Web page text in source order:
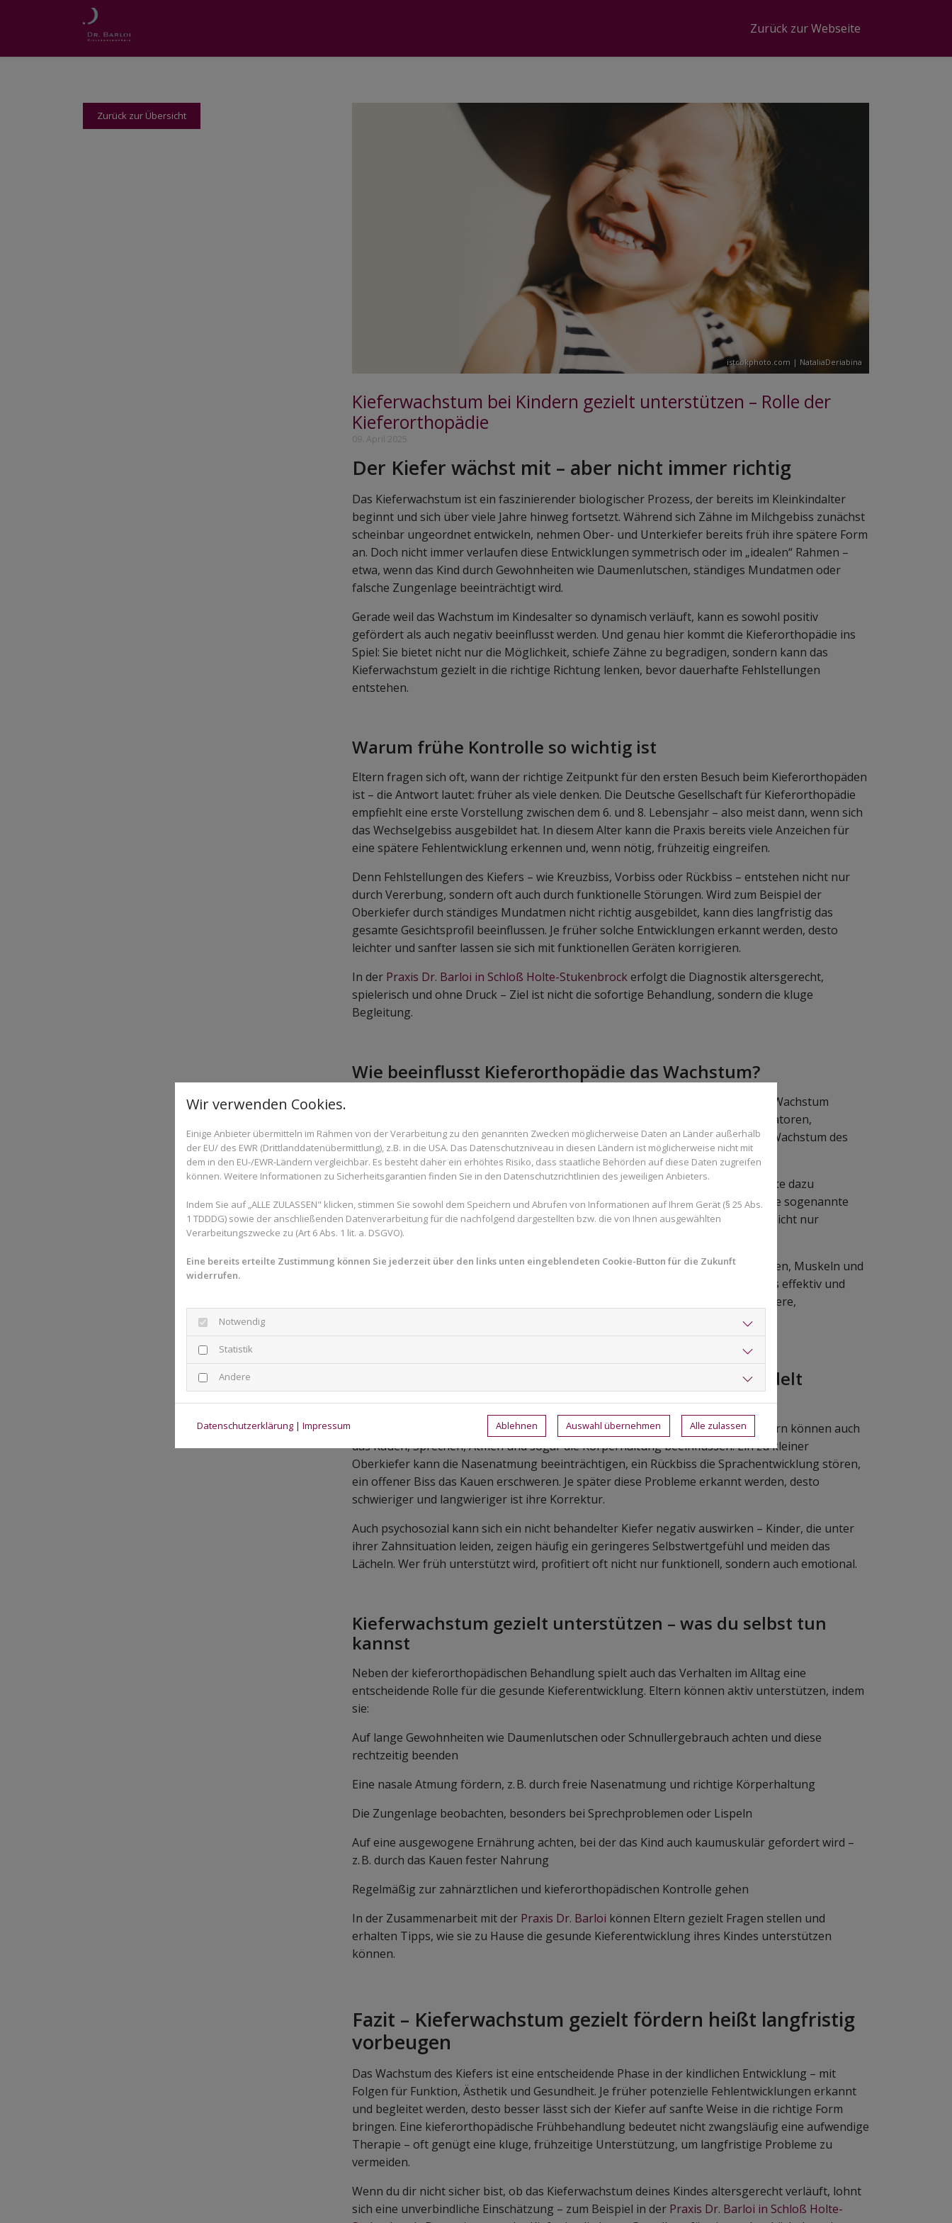
Zurück zur Webseite
Zurück zur Übersicht
istcokphoto.com | NataliaDeriabina
Kieferwachstum bei Kindern gezielt unterstützen – Rolle der
Kieferorthopädie
09. April 2025
Der Kiefer wächst mit – aber nicht immer richtig
Das Kieferwachstum ist ein faszinierender biologischer Prozess, der bereits im Kleinkindalter
beginnt und sich über viele Jahre hinweg fortsetzt. Während sich Zähne im Milchgebiss zunächst
scheinbar ungeordnet entwickeln, nehmen Ober- und Unterkiefer bereits früh ihre spätere Form
an. Doch nicht immer verlaufen diese Entwicklungen symmetrisch oder im „idealen“ Rahmen –
etwa, wenn das Kind durch Gewohnheiten wie Daumenlutschen, ständiges Mundatmen oder
falsche Zungenlage beeinträchtigt wird.
Gerade weil das Wachstum im Kindesalter so dynamisch verläuft, kann es sowohl positiv
gefördert als auch negativ beeinflusst werden. Und genau hier kommt die Kieferorthopädie ins
Spiel: Sie bietet nicht nur die Möglichkeit, schiefe Zähne zu begradigen, sondern kann das
Kieferwachstum gezielt in die richtige Richtung lenken, bevor dauerhafte Fehlstellungen
entstehen.
Warum frühe Kontrolle so wichtig ist
Eltern fragen sich oft, wann der richtige Zeitpunkt für den ersten Besuch beim Kieferorthopäden
ist – die Antwort lautet: früher als viele denken. Die Deutsche Gesellschaft für Kieferorthopädie
empfiehlt eine erste Vorstellung zwischen dem 6. und 8. Lebensjahr – also meist dann, wenn sich
das Wechselgebiss ausgebildet hat. In diesem Alter kann die Praxis bereits viele Anzeichen für
eine spätere Fehlentwicklung erkennen und, wenn nötig, frühzeitig eingreifen.
Denn Fehlstellungen des Kiefers – wie Kreuzbiss, Vorbiss oder Rückbiss – entstehen nicht nur
durch Vererbung, sondern oft auch durch funktionelle Störungen. Wird zum Beispiel der
Oberkiefer durch ständiges Mundatmen nicht richtig ausgebildet, kann dies langfristig das
gesamte Gesichtsprofil beeinflussen. Je früher solche Entwicklungen erkannt werden, desto
leichter und sanfter lassen sie sich mit funktionellen Geräten korrigieren.
In der Praxis Dr. Barloi in Schloß Holte-Stukenbrockerfolgt die Diagnostik altersgerecht,
spielerisch und ohne Druck – Ziel ist nicht die sofortige Behandlung, sondern die kluge
Begleitung.
Wie beeinflusst Kieferorthopädie das Wachstum?
Kieferorthopädische Frühbehandlungen basieren auf einem einfachen Prinzip: Wachstum
nutzen, bevor es abgeschlossen ist. Mithilfe herausnehmbarer Geräte wie Bionatoren,
Aktivatoren oder funktionskieferorthopädischer Spangen kann das natürliche Wachstum des
Kiefers gezielt gefördert werden.
Wenn beispielsweise der Unterkiefer zu weit zurückliegt, können spezielle Geräte dazu
beitragen, ihn sanft nach vorn zu lenken. Ist der Oberkiefer zu schmal, kann eine sogenannte
Gaumennahterweiterung helfen, die Breite des Kiefers zu normalisieren – was nicht nur
funktionell, sondern auch optisch von großer Bedeutung ist.
All das geschieht, während der Körper ohnehin in einem Umbruch steckt: Knochen, Muskeln und
Weichgewebe sind flexibel – das macht das therapeutische Eingreifen besonders effektiv und
nachhaltig. Eine kieferorthopädische Frühbehandlung kann in vielen Fällen spätere,
Was passiert, wenn Kieferfehlstellungen unbehandelt
bleiben?
Unbehandelte Kieferfehlstellungen führen nicht nur zu schiefen Zähnen, sondern können auch
das Kauen, Sprechen, Atmen und sogar die Körperhaltung beeinflussen. Ein zu kleiner
Oberkiefer kann die Nasenatmung beeinträchtigen, ein Rückbiss die Sprachentwicklung stören,
ein offener Biss das Kauen erschweren. Je später diese Probleme erkannt werden, desto
schwieriger und langwieriger ist ihre Korrektur.
Auch psychosozial kann sich ein nicht behandelter Kiefer negativ auswirken – Kinder, die unter
ihrer Zahnsituation leiden, zeigen häufig ein geringeres Selbstwertgefühl und meiden das
Lächeln. Wer früh unterstützt wird, profitiert oft nicht nur funktionell, sondern auch emotional.
Kieferwachstum gezielt unterstützen – was du selbst tun
kannst
Neben der kieferorthopädischen Behandlung spielt auch das Verhalten im Alltag eine
entscheidende Rolle für die gesunde Kieferentwicklung. Eltern können aktiv unterstützen, indem
sie:
Auf lange Gewohnheiten wie Daumenlutschen oder Schnullergebrauch achten und diese
rechtzeitig beenden
Eine nasale Atmung fördern, z. B. durch freie Nasenatmung und richtige Körperhaltung
Die Zungenlage beobachten, besonders bei Sprechproblemen oder Lispeln
Auf eine ausgewogene Ernährung achten, bei der das Kind auch kaumuskulär gefordert wird –
z. B. durch das Kauen fester Nahrung
Regelmäßig zur zahnärztlichen und kieferorthopädischen Kontrolle gehen
In der Zusammenarbeit mit der Praxis Dr. Barloi können Eltern gezielt Fragen stellen und
erhalten Tipps, wie sie zu Hause die gesunde Kieferentwicklung ihres Kindes unterstützen
können.
Fazit – Kieferwachstum gezielt fördern heißt langfristig
vorbeugen
Das Wachstum des Kiefers ist eine entscheidende Phase in der kindlichen Entwicklung – mit
Folgen für Funktion, Ästhetik und Gesundheit. Je früher potenzielle Fehlentwicklungen erkannt
und begleitet werden, desto besser lässt sich der Kiefer auf sanfte Weise in die richtige Form
bringen. Eine kieferorthopädische Frühbehandlung bedeutet nicht zwangsläufig eine aufwendige
Therapie – oft genügt eine kluge, frühzeitige Unterstützung, um langfristige Probleme zu
vermeiden.
Wenn du dir nicht sicher bist, ob das Kieferwachstum deines Kindes altersgerecht verläuft, lohnt
sich eine unverbindliche Einschätzung – zum Beispiel in der Praxis Dr. Barloi in Schloß Holte-
Wir verwenden Cookies.
Einige Anbieter übermitteln im Rahmen von der Verarbeitung zu den genannten Zwecken möglicherweise Daten an Länder außerhalb
der EU/ des EWR (Drittlanddatenübermittlung), z.B. in die USA. Das Datenschutzniveau in diesen Ländern ist möglicherweise nicht mit
dem in den EU-/EWR-Ländern vergleichbar. Es besteht daher ein erhöhtes Risiko, dass staatliche Behörden auf diese Daten zugreifen
können. Weitere Informationen zu Sicherheitsgarantien finden Sie in den Datenschutzrichtlinien des jeweiligen Anbieters.
Indem Sie auf „ALLE ZULASSEN" klicken, stimmen Sie sowohl dem Speichern und Abrufen von Informationen auf Ihrem Gerät (§ 25 Abs.
1 TDDDG) sowie der anschließenden Datenverarbeitung für die nachfolgend dargestellten bzw. die von Ihnen ausgewählten
Verarbeitungszwecke zu (Art 6 Abs. 1 lit. a. DSGVO).
Eine bereits erteilte Zustimmung können Sie jederzeit über den links unten eingeblendeten Cookie-Button für die Zukunft
widerrufen.
Notwendig
Statistik
Andere
Datenschutzerklärung | Impressum Ablehnen Auswahl übernehmen Alle zulassen